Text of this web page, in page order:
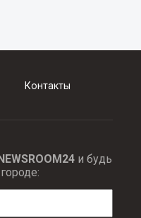
Контакты
и будь